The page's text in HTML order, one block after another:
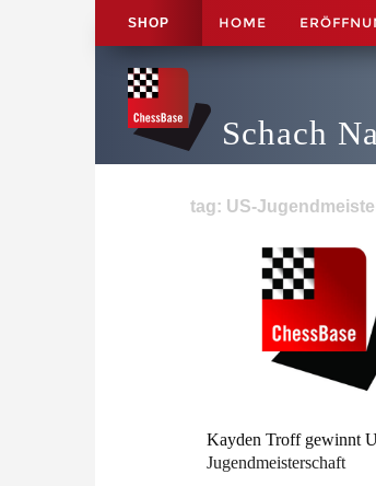
SHOP HOME
Schach
tag: US-
Kayden Troff gewinnt
Jugendmeisterschaft